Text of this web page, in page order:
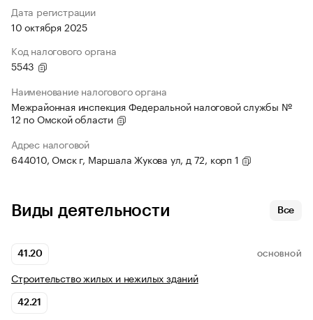
Дата регистрации
10 октября 2025
Код налогового органа
5543
Наименование налогового органа
Межрайонная инспекция Федеральной налоговой службы №
12 по Омской области
Адрес налоговой
644010, Омск г, Маршала Жукова ул, д 72, корп 1
Виды деятельности Все
41.20 ОСНОВНОЙ
Строительство жилых и нежилых зданий
42.21